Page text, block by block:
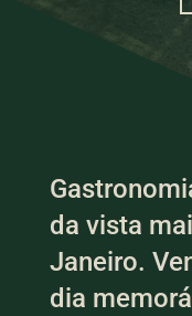
da vista
Janeiro.
dia